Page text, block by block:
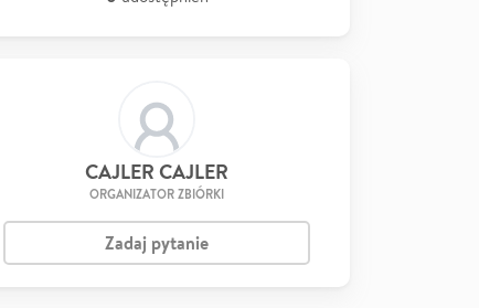
CAJLER CAJLER
ORGANIZATOR ZBIÓRKI
Zadaj pytanie